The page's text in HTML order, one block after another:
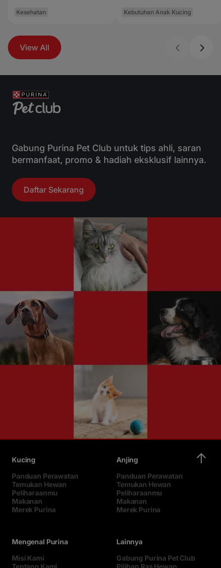
Kesehatan Kebutuhan Anak Kucing
View All
Gabung Purina Pet Club untuk tips ahli, saran
bermanfaat, promo & hadiah eksklusif lainnya.
Daftar Sekarang
Kucing
Panduan Perawatan
Temukan Hewan
Peliharaanmu
Makanan
Merek Purina
Anjing
Panduan Perawatan
Temukan Hewan
Peliharaanmu
Makanan
Merek Purina
Mengenal Purina
Misi Kami
Tentang Kami
Lainnya
Gabung Purina Pet Club
Pilihan Ras Hewan